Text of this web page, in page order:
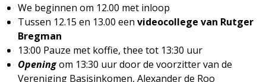
We beginnen om 12.00 met inloop
Tussen 12.15 en 13.00 een videocollege van Rutger
Bregman
13:00 Pauze met koffie, thee tot 13:30 uur
Openingom 13:30 uur door de voorzitter van de
Vereniging Basisinkomen, Alexander de Roo